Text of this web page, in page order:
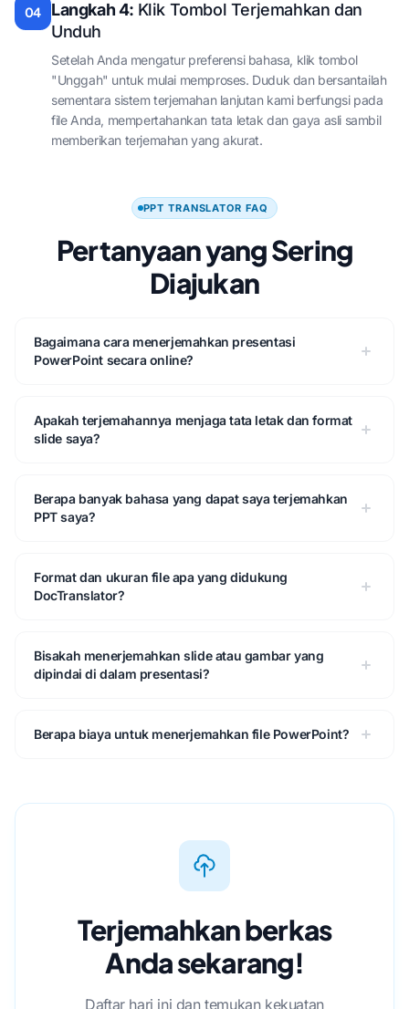
04 Langkah 4: Klik Tombol Terjemahkan dan
Unduh
Setelah Anda mengatur preferensi bahasa, klik tombol
"Unggah" untuk mulai memproses. Duduk dan bersantailah
sementara sistem terjemahan lanjutan kami berfungsi pada
file Anda, mempertahankan tata letak dan gaya asli sambil
memberikan terjemahan yang akurat.
PPT TRANSLATOR FAQ
Pertanyaan yang Sering
Diajukan
Bagaimana cara menerjemahkan presentasi
PowerPoint secara online?
Apakah terjemahannya menjaga tata letak dan format
slide saya?
Berapa banyak bahasa yang dapat saya terjemahkan
PPT saya?
Format dan ukuran file apa yang didukung
DocTranslator?
Bisakah menerjemahkan slide atau gambar yang
dipindai di dalam presentasi?
Berapa biaya untuk menerjemahkan file PowerPoint?
Terjemahkan berkas
Anda sekarang!
Daftar hari ini dan temukan kekuatan